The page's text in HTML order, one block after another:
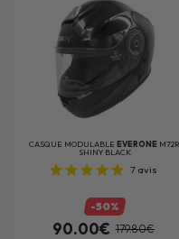
CASQUE MODULABLEEVERONE M72R
SHINY BLACK
7avis
-50%
90.00€ 179.80€